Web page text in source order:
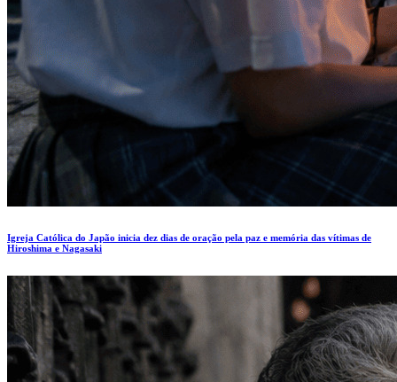
Igreja Católica do Japão inicia dez dias de oração pela paz e memória das vítimas de
Hiroshima e Nagasaki